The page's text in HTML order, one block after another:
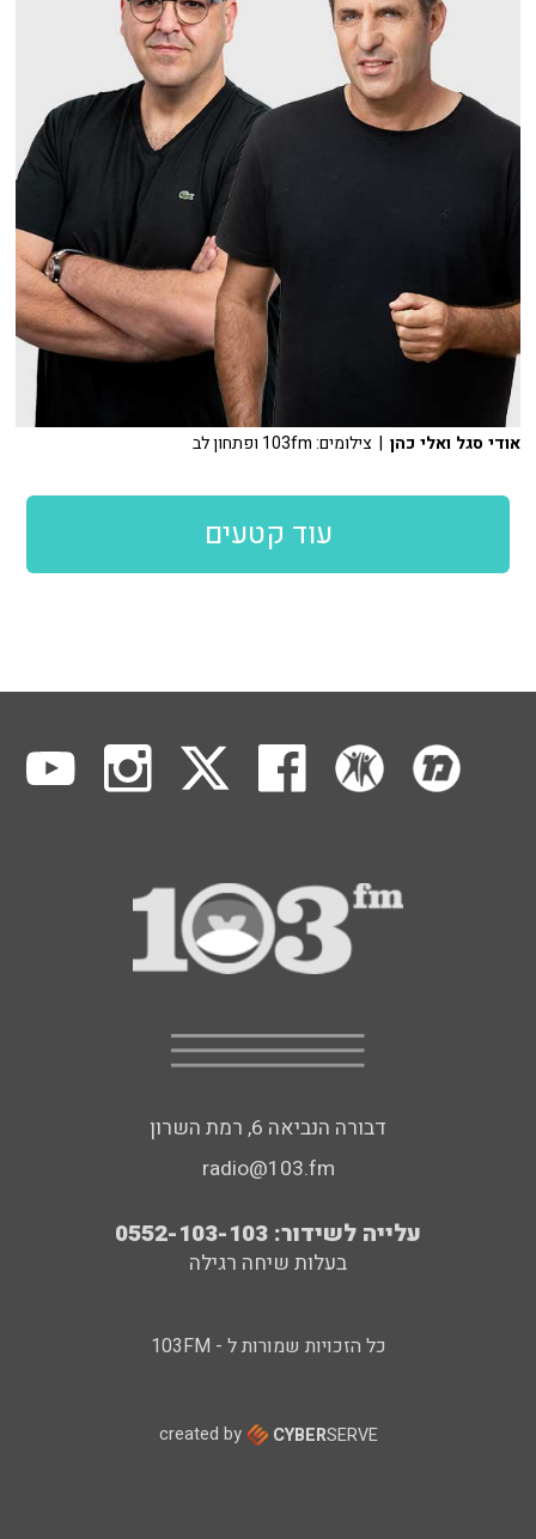
אודי סגל ואלי כהן | צילומים: 103fm ופתחון לב
עוד קטעים
דבורה הנביאה 6, רמת השרון
radio@103.fm
עלייה לשידור: 0552-103-103
בעלות שיחה רגילה
כל הזכויות שמורות ל - 103FM
created by CYBERSERVE